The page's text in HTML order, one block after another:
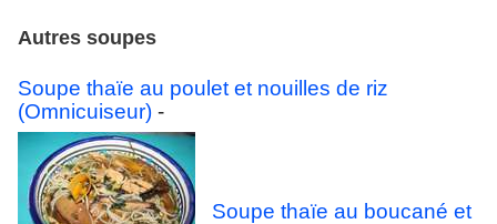
Autres soupes
Soupe thaïe au poulet et nouilles de riz
(Omnicuiseur) -
Soupe thaïe au boucané et